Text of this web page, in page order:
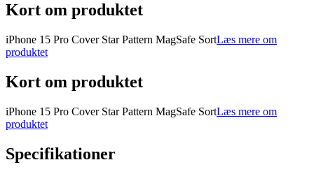
Kort om produktet
iPhone 15 Pro Cover Star Pattern MagSafe SortLæs mere om
produktet
Kort om produktet
iPhone 15 Pro Cover Star Pattern MagSafe SortLæs mere om
produktet
Specifikationer